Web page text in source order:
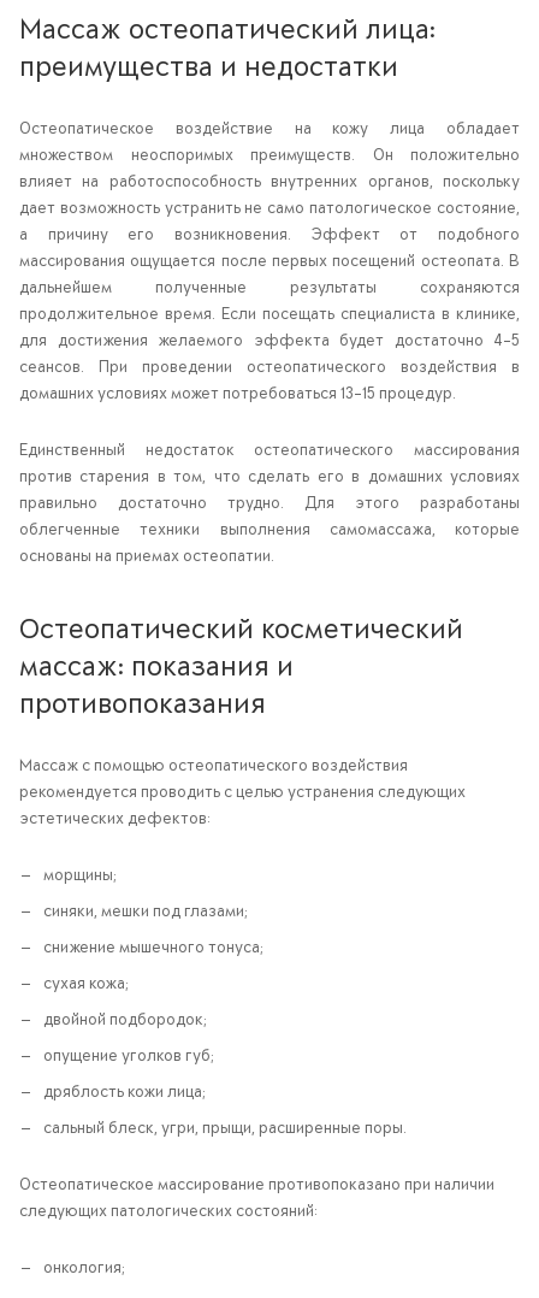
Массаж остеопатический лица:
преимущества и недостатки
Остеопатическое воздействие на кожу лица обладает
множеством неоспоримых преимуществ. Он положительно
влияет на работоспособность внутренних органов, поскольку
дает возможность устранить не само патологическое состояние,
а причину его возникновения. Эффект от подобного
массирования ощущается после первых посещений остеопата. В
дальнейшем полученные результаты сохраняются
продолжительное время. Если посещать специалиста в клинике,
для достижения желаемого эффекта будет достаточно 4-5
сеансов. При проведении остеопатического воздействия в
домашних условиях может потребоваться 13-15 процедур.
Единственный недостаток остеопатического массирования
против старения в том, что сделать его в домашних условиях
правильно достаточно трудно. Для этого разработаны
облегченные техники выполнения самомассажа, которые
основаны на приемах остеопатии.
Остеопатический косметический
массаж: показания и
противопоказания
Массаж с помощью остеопатического воздействия
рекомендуется проводить с целью устранения следующих
эстетических дефектов:
морщины;
синяки, мешки под глазами;
снижение мышечного тонуса;
сухая кожа;
двойной подбородок;
опущение уголков губ;
дряблость кожи лица;
сальный блеск, угри, прыщи, расширенные поры.
Остеопатическое массирование противопоказано при наличии
следующих патологических состояний:
онкология;